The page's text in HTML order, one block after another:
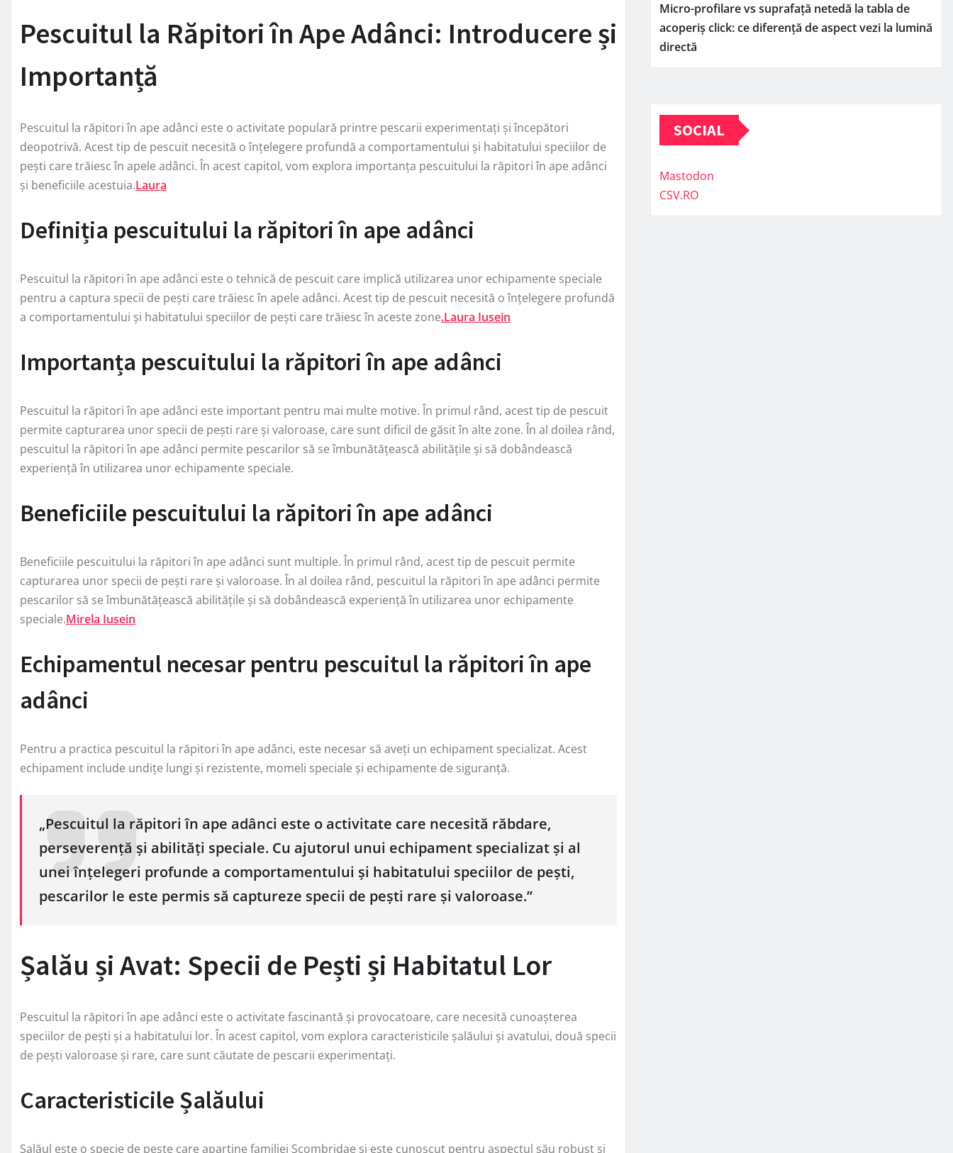
Pescuitul la Răpitori în Ape Adânci: Introducere și
Importanță
Pescuitul la răpitori în ape adânci este o activitate populară printre pescarii experimentați și începători
deopotrivă. Acest tip de pescuit necesită o înțelegere profundă a comportamentului și habitatului speciilor de
pești care trăiesc în apele adânci. În acest capitol, vom explora importanța pescuitului la răpitori în ape adânci
și beneficiile acestuia.Laura
Definiția pescuitului la răpitori în ape adânci
Pescuitul la răpitori în ape adânci este o tehnică de pescuit care implică utilizarea unor echipamente speciale
pentru a captura specii de pești care trăiesc în apele adânci. Acest tip de pescuit necesită o înțelegere profundă
a comportamentului și habitatului speciilor de pești care trăiesc în aceste zone.Laura Iusein
Importanța pescuitului la răpitori în ape adânci
Pescuitul la răpitori în ape adânci este important pentru mai multe motive. În primul rând, acest tip de pescuit
permite capturarea unor specii de pești rare și valoroase, care sunt dificil de găsit în alte zone. În al doilea rând,
pescuitul la răpitori în ape adânci permite pescarilor să se îmbunătățească abilitățile și să dobândească
experiență în utilizarea unor echipamente speciale.
Beneficiile pescuitului la răpitori în ape adânci
Beneficiile pescuitului la răpitori în ape adânci sunt multiple. În primul rând, acest tip de pescuit permite
capturarea unor specii de pești rare și valoroase. În al doilea rând, pescuitul la răpitori în ape adânci permite
pescarilor să se îmbunătățească abilitățile și să dobândească experiență în utilizarea unor echipamente
speciale.Mirela Iusein
Echipamentul necesar pentru pescuitul la răpitori în ape
adânci
Pentru a practica pescuitul la răpitori în ape adânci, este necesar să aveți un echipament specializat. Acest
echipament include undițe lungi și rezistente, momeli speciale și echipamente de siguranță.
„Pescuitul la răpitori în ape adânci este o activitate care necesită răbdare,
perseverență și abilități speciale. Cu ajutorul unui echipament specializat și al
unei înțelegeri profunde a comportamentului și habitatului speciilor de pești,
pescarilor le este permis să captureze specii de pești rare și valoroase.”
Șalău și Avat: Specii de Pești și Habitatul Lor
Pescuitul la răpitori în ape adânci este o activitate fascinantă și provocatoare, care necesită cunoașterea
speciilor de pești și a habitatului lor. În acest capitol, vom explora caracteristicile șalăului și avatului, două specii
de pești valoroase și rare, care sunt căutate de pescarii experimentați.
Caracteristicile Șalăului
Șalăul este o specie de pește care aparține familiei Scombridae și este cunoscut pentru aspectul său robust și
Micro-profilare vs suprafață netedă la tabla de
acoperiș click: ce diferență de aspect vezi la lumină
directă
SOCIAL
Mastodon
CSV.RO